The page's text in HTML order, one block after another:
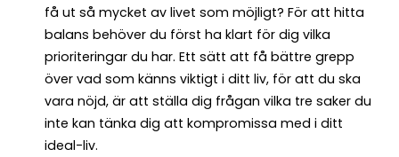
få ut så mycket av livet som möjligt? För att hitta
balans behöver du först ha klart för dig vilka
prioriteringar du har. Ett sätt att få bättre grepp
över vad som känns viktigt i ditt liv, för att du ska
vara nöjd, är att ställa dig frågan vilka tre saker du
inte kan tänka dig att kompromissa med i ditt
ideal-liv.